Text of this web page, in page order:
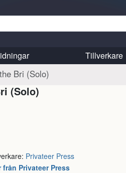
Tillverkare
Bri (Solo)
(Solo)
Privateer Press
från Privateer Press